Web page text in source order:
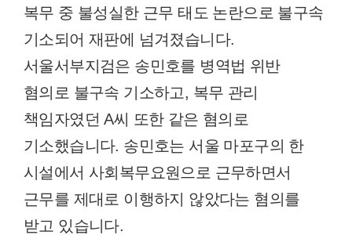
복무 중 불성실한 근무 태도 논란으로 불구속
기소되어 재판에 넘겨졌습니다.
서울서부지검은 송민호를 병역법 위반
혐의로 불구속 기소하고, 복무 관리
책임자였던 A씨 또한 같은 혐의로
기소했습니다. 송민호는 서울 마포구의 한
시설에서 사회복무요원으로 근무하면서
근무를 제대로 이행하지 않았다는 혐의를
받고 있습니다.